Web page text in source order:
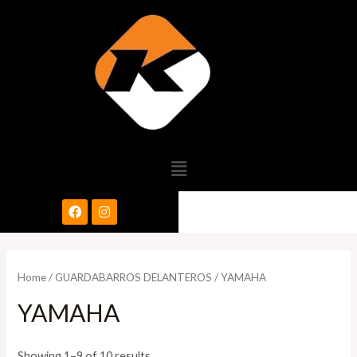
Home/ GUARDABARROS DELANTEROS / YAMAHA
YAMAHA